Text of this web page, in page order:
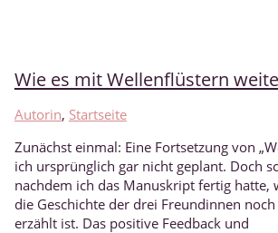
Wie es mit Wellenflüstern
Autorin, Startseite
Zunächst einmal: Eine Fortsetzung von
ich ursprünglich gar nicht geplant. Doch
nachdem ich das Manuskript fertig hatte,
die Geschichte der drei Freundinnen
erzählt ist. Das positive Feedback und